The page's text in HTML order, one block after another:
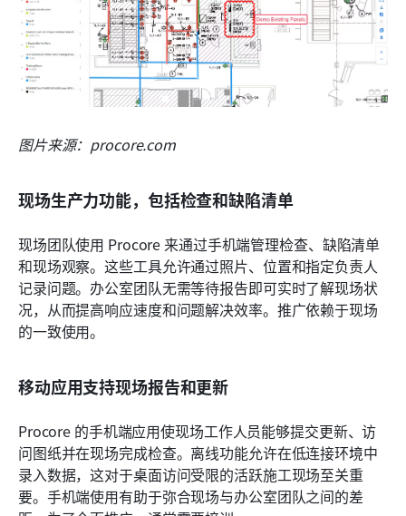
图片来源：procore.com
现场生产力功能，包括检查和缺陷清单
现场团队使用 Procore 来通过手机端管理检查、缺陷清单
和现场观察。这些工具允许通过照片、位置和指定负责人
记录问题。办公室团队无需等待报告即可实时了解现场状
况，从而提高响应速度和问题解决效率。推广依赖于现场
的一致使用。
移动应用支持现场报告和更新
Procore 的手机端应用使现场工作人员能够提交更新、访
问图纸并在现场完成检查。离线功能允许在低连接环境中
录入数据，这对于桌面访问受限的活跃施工现场至关重
要。手机端使用有助于弥合现场与办公室团队之间的差